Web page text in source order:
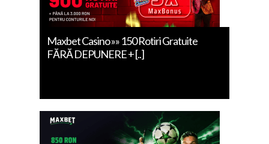
Maxbet Casino »» 150 Rotiri Gratuite
FĂRĂ DEPUNERE + [..]